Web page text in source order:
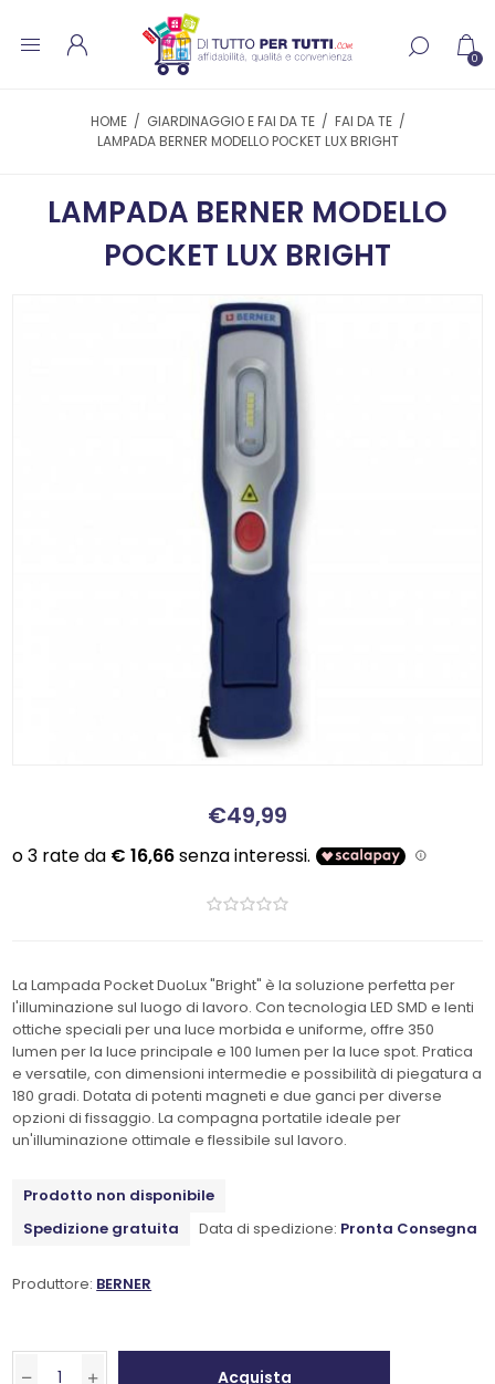
0
HOME / GIARDINAGGIO E FAI DA TE / FAI DA TE /
LAMPADA BERNER MODELLO POCKET LUX BRIGHT
LAMPADA BERNER MODELLO
POCKET LUX BRIGHT
€49,99
La Lampada Pocket DuoLux "Bright" è la soluzione perfetta per
l'illuminazione sul luogo di lavoro. Con tecnologia LED SMD e lenti
ottiche speciali per una luce morbida e uniforme, offre 350
lumen per la luce principale e 100 lumen per la luce spot. Pratica
e versatile, con dimensioni intermedie e possibilità di piegatura a
180 gradi. Dotata di potenti magneti e due ganci per diverse
opzioni di fissaggio. La compagna portatile ideale per
un'illuminazione ottimale e flessibile sul lavoro.
Prodotto non disponibile
Spedizione gratuita
Data di spedizione: Pronta Consegna
Produttore: BERNER
Acquista